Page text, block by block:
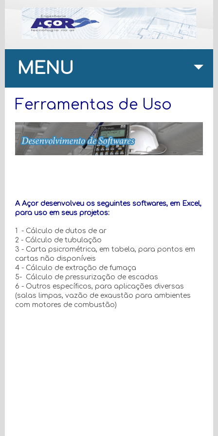
MENU
Ferramentas de Uso
A Açor desenvolveu os seguintes softwares, em Excel,
para uso em seus projetos:
1 - Cálculo de dutos de ar
2 - Cálculo de tubulação
3 - Carta psicrométrica, em tabela, para pontos em
cartas não disponíveis
4 - Cálculo de extração de fumaça
5- Cálculo de pressurização de escadas
6 - Outros específicos, para aplicações diversas
(salas limpas, vazão de exaustão para ambientes
com motores de combustão)